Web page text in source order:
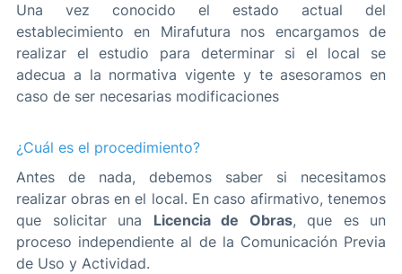
Una vez conocido el estado actual del
establecimiento en Mirafutura nos encargamos de
realizar el estudio para determinar si el local se
adecua a la normativa vigente y te asesoramos en
caso de ser necesarias modificaciones
¿Cuál es el procedimiento?
Antes de nada, debemos saber si necesitamos
realizar obras en el local. En caso afirmativo, tenemos
que solicitar una Licencia de Obras, que es un
proceso independiente al de la Comunicación Previa
de Uso y Actividad.